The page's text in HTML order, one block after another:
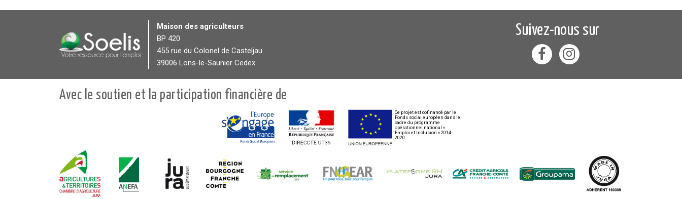
Maison des agriculteurs
BP 420
455 rue du Colonel de Casteljau
39006 Lons-le-Saunier Cedex
Suivez-nous sur
Avec le soutien et la participation financière de
Ce projet est cofinancé par le
Fonds social européen dans le
cadre du programme
opérationnel national «
Emploi et Inclusion » 2014-
2020.